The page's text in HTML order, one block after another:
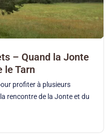
– Quand la Jonte
le Tarn
profiter à plusieurs
rencontre de la Jonte et du